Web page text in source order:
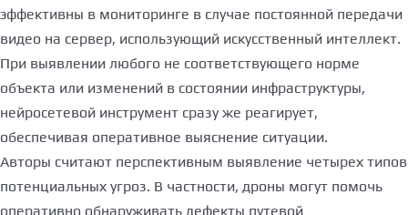
эффективны в мониторинге в случае постоянной передачи
видео на сервер, использующий искусственный интеллект.
При выявлении любого не соответствующего норме
объекта или изменений в состоянии инфраструктуры,
нейросетевой инструмент сразу же реагирует,
обеспечивая оперативное выяснение ситуации.
Авторы считают перспективным выявление четырех типов
потенциальных угроз. В частности, дроны могут помочь
оперативно обнаруживать дефекты путевой